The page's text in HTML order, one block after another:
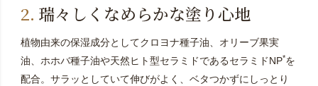
瑞々しくなめらかな塗り心地
植物由来の保湿成分としてクロヨナ種子油、オリーブ果実
油、ホホバ種子油や天然ヒト型セラミドであるセラミドNP*を
配合。サラッとしていて伸びがよく、ベタつかずにしっとり